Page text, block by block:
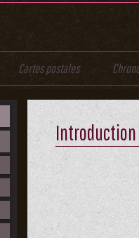
Cartes postales
Introduction